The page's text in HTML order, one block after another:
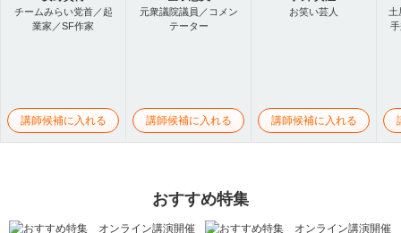
チームみらい党首／起
業家／SF作家
講師候補に入れる
元衆議院議員／コメン
テーター
講師候補に入れる
お笑い芸人
講師候補に入れる
土
おすすめ特集